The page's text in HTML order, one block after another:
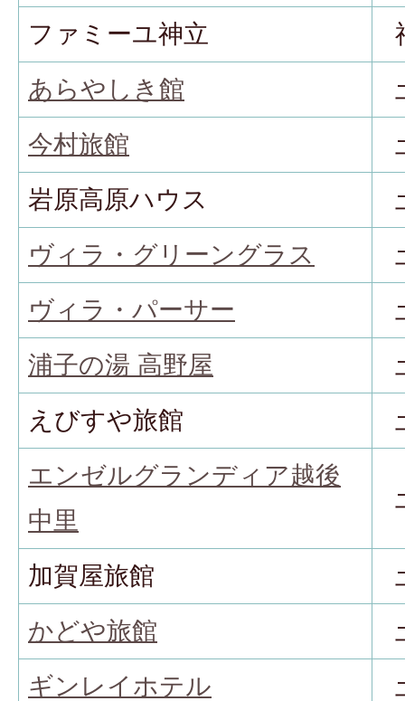
ファミーユ神立
あらやしき館
今村旅館
岩原高原ハウス
ヴィラ・グリーングラス
ヴィラ・パーサー
浦子の湯 高野屋
えびすや旅館
エンゼルグランディア越後
中里
加賀屋旅館
かどや旅館
ギンレイホテル